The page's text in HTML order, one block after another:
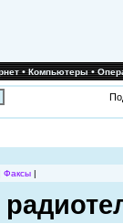
•Компьютеры•
Факсы|